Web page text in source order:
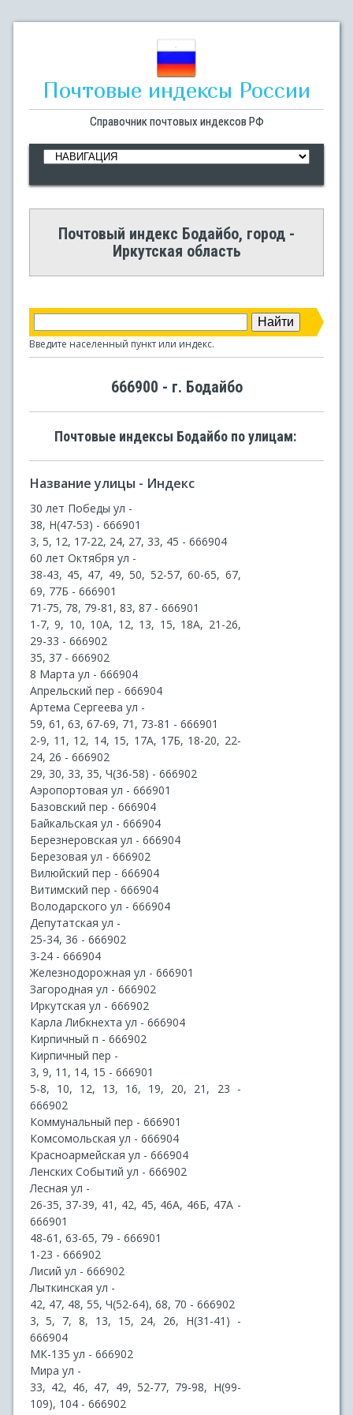
Почтовые индексы России
Справочник почтовых индексов РФ
Почтовый индекс Бодайбо, город -
Иркутская область
Введите населенный пункт или индекс.
666900 - г. Бодайбо
Почтовые индексы Бодайбо по улицам:
Название улицы - Индекс
30 лет Победы ул -
38, Н(47-53) - 666901
3, 5, 12, 17-22, 24, 27, 33, 45 - 666904
60 лет Октября ул -
38-43, 45, 47, 49, 50, 52-57, 60-65, 67,
69, 77Б - 666901
71-75, 78, 79-81, 83, 87 - 666901
1-7, 9, 10, 10А, 12, 13, 15, 18А, 21-26,
29-33 - 666902
35, 37 - 666902
8 Марта ул - 666904
Апрельский пер - 666904
Артема Сергеева ул -
59, 61, 63, 67-69, 71, 73-81 - 666901
2-9, 11, 12, 14, 15, 17А, 17Б, 18-20, 22-
24, 26 - 666902
29, 30, 33, 35, Ч(36-58) - 666902
Аэропортовая ул - 666901
Базовский пер - 666904
Байкальская ул - 666904
Березнеровская ул - 666904
Березовая ул - 666902
Вилюйский пер - 666904
Витимский пер - 666904
Володарского ул - 666904
Депутатская ул -
25-34, 36 - 666902
3-24 - 666904
Железнодорожная ул - 666901
Загородная ул - 666902
Иркутская ул - 666902
Карла Либкнехта ул - 666904
Кирпичный п - 666902
Кирпичный пер -
3, 9, 11, 14, 15 - 666901
5-8, 10, 12, 13, 16, 19, 20, 21, 23 -
666902
Коммунальный пер - 666901
Комсомольская ул - 666904
Красноармейская ул - 666904
Ленских Событий ул - 666902
Лесная ул -
26-35, 37-39, 41, 42, 45, 46А, 46Б, 47А -
666901
48-61, 63-65, 79 - 666901
1-23 - 666902
Лисий ул - 666902
Лыткинская ул -
42, 47, 48, 55, Ч(52-64), 68, 70 - 666902
3, 5, 7, 8, 13, 15, 24, 26, Н(31-41) -
666904
МК-135 ул - 666902
Мира ул -
33, 42, 46, 47, 49, 52-77, 79-98, Н(99-
109), 104 - 666902